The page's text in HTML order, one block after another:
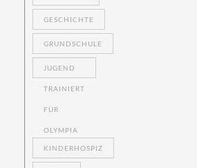
GESCHICHTE
GRUNDSCHULE
JUGEND
TRAINIERT
FÜR
OLYMPIA
KINDERHOSPIZ